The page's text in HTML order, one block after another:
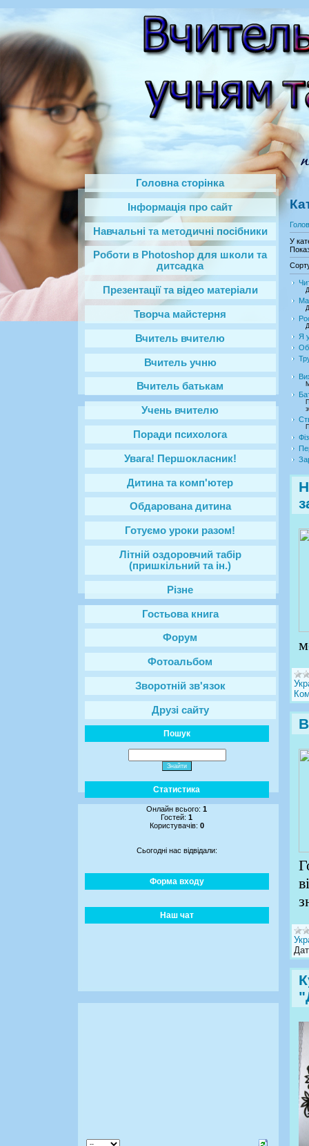
Головна сторінка
Інформація про сайт
Навчальні та методичні посібники
Роботи в Photoshop‎ для школи та
дитсадка
Презентації та відео матеріали
Творча майстерня
Вчитель вчителю
Вчитель учню
Вчитель батькам
Учень вчителю
Поради психолога
Увага! Першокласник!
Дитина та комп'ютер
Обдарована дитина
Готуємо уроки разом!
Літній оздоровчий табір
(пришкільний та ін.)
Різне
Гостьова книга
Форум
Фотоальбом
Зворотній зв'язок
Друзі сайту
Пошук
Статистика
Онлайн всього:1
Гостей:1
Користувачів: 0
Сьогодні нас відвідали:
Форма входу
Наш чат
У
Я